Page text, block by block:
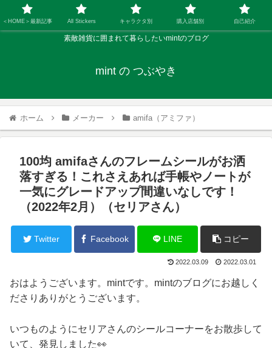
素敵雑貨に囲まれて暮らしたいmintのブログ
mint の つぶやき
ホーム メーカー amifa（アミファ）
100均 amifaさんのフレームシールがお洒
落すぎる！これさえあれば手帳やノートが
一気にグレードアップ間違いなしです！
（2022年2月）（セリアさん）
Twitter Facebook LINE コピー
2022.03.09 2022.03.01
おはようございます。mintです。mintのブログにお越しく
ださりありがとうございます。
いつものようにセリアさんのシールコーナーをお散歩して
いて、発見しました👀
＜HOME＞最新記事 All Stickers キャラクタ別 購入店舗別 自己紹介